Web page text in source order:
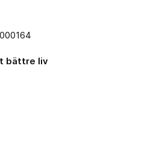
bättre liv